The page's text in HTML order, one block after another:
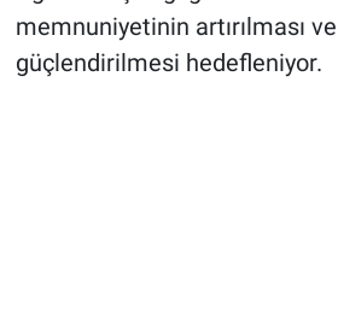
memnuniyetinin artırılması
güçlendirilmesi hedefleniyor.